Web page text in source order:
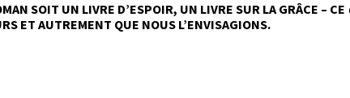
SOIT UN LIVRE D’ESPOIR, UN LIVRE SUR LA GRÂCE – CE
ET AUTREMENT QUE NOUS L’ENVISAGIONS.